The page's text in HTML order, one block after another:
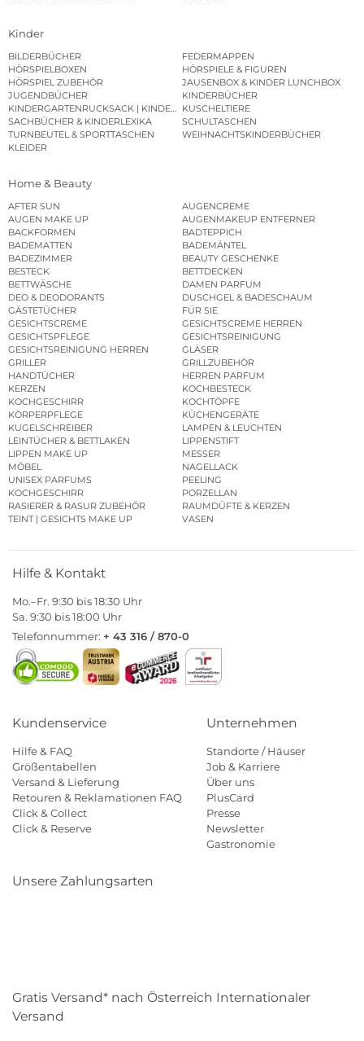
Kinder
BILDERBÜCHER
FEDERMAPPEN
HÖRSPIELBOXEN
HÖRSPIELE & FIGUREN
HÖRSPIEL ZUBEHÖR
JAUSENBOX & KINDER LUNCHBOX
JUGENDBÜCHER
KINDERBÜCHER
KINDERGARTENRUCKSACK | KINDERGARTENBEUTEL
KUSCHELTIERE
SACHBÜCHER & KINDERLEXIKA
SCHULTASCHEN
TURNBEUTEL & SPORTTASCHEN
WEIHNACHTSKINDERBÜCHER
KLEIDER
Home & Beauty
AFTER SUN
AUGENCREME
AUGEN MAKE UP
AUGENMAKEUP ENTFERNER
BACKFORMEN
BADTEPPICH
BADEMATTEN
BADEMÄNTEL
BADEZIMMER
BEAUTY GESCHENKE
BESTECK
BETTDECKEN
BETTWÄSCHE
DAMEN PARFUM
DEO & DEODORANTS
DUSCHGEL & BADESCHAUM
GÄSTETÜCHER
FÜR SIE
GESICHTSCREME
GESICHTSCREME HERREN
GESICHTSPFLEGE
GESICHTSREINIGUNG
GESICHTSREINIGUNG HERREN
GLÄSER
GRILLER
GRILLZUBEHÖR
HANDTÜCHER
HERREN PARFUM
KERZEN
KOCHBESTECK
KOCHGESCHIRR
KOCHTÖPFE
KÖRPERPFLEGE
KÜCHENGERÄTE
KUGELSCHREIBER
LAMPEN & LEUCHTEN
LEINTÜCHER & BETTLAKEN
LIPPENSTIFT
LIPPEN MAKE UP
MESSER
MÖBEL
NAGELLACK
UNISEX PARFUMS
PEELING
KOCHGESCHIRR
PORZELLAN
RASIERER & RASUR ZUBEHÖR
RAUMDÜFTE & KERZEN
TEINT | GESICHTS MAKE UP
VASEN
Hilfe & Kontakt
Mo.–Fr. 9:30 bis 18:30 Uhr
Sa. 9:30 bis 18:00 Uhr
Telefonnummer: + 43 316 / 870-0
Kundenservice
Hilfe & FAQ
Größentabellen
Versand & Lieferung
Retouren & Reklamationen FAQ
Click & Collect
Click & Reserve
Unternehmen
Standorte / Häuser
Job & Karriere
Über uns
PlusCard
Presse
Newsletter
Gastronomie
Unsere Zahlungsarten
Gratis Versand* nach Österreich Internationaler
Versand